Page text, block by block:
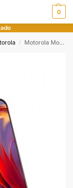
0
/ Motorola Moto Edge 50 Neo 5G 512gb 12gb Slim